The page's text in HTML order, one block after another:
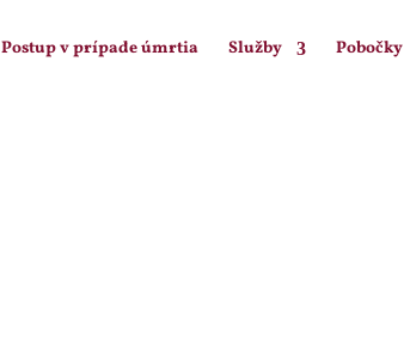
Postup v prípade úmrtia Služby Pobočky